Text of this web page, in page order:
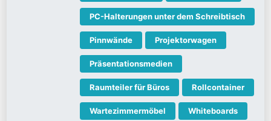
PC-Halterungen unter dem Schreibtisch
Pinnwände Projektorwagen
Präsentationsmedien
Raumteiler für Büros Rollcontainer
Wartezimmermöbel Whiteboards